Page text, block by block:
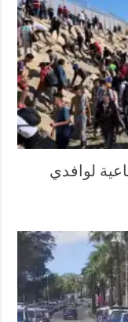
لوافدي